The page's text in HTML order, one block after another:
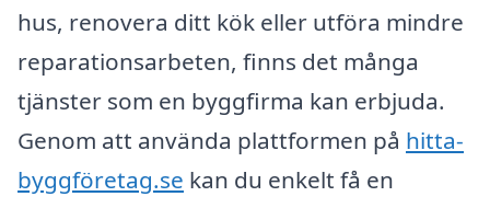
hus, renovera ditt kök eller utföra mindre
reparationsarbeten, finns det många
tjänster som en byggfirma kan erbjuda.
Genom att använda plattformen på hitta-
byggföretag.se kan du enkelt få en